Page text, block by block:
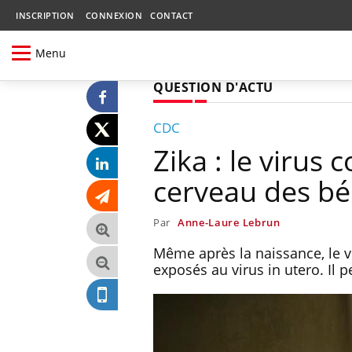
INSCRIPTION CONNEXION CONTACT
Menu
QUESTION D'ACTU
CDC
Zika : le virus
cerveau des
Par Anne-Laure Lebrun
Même après la naissance, le
exposés au virus in utero. Il